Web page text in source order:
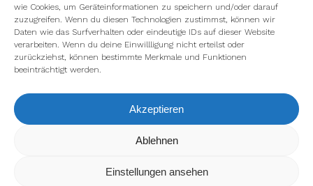
wie Cookies, um Geräteinformationen zu speichern und/oder darauf
zuzugreifen. Wenn du diesen Technologien zustimmst, können wir
Daten wie das Surfverhalten oder eindeutige IDs auf dieser Website
verarbeiten. Wenn du deine Einwillligung nicht erteilst oder
zurückziehst, können bestimmte Merkmale und Funktionen
beeinträchtigt werden.
Akzeptieren
Ablehnen
Einstellungen ansehen
Wir verwenden Cookies, um dir die bestmögliche Erfahrung auf
kannst du erfahren, welche Cookies wir
verwenden oder sie ausschalten.